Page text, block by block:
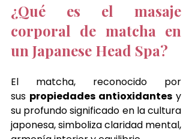
¿Qué es el masaje
corporal de matcha en
un Japanese Head Spa?
El matcha, reconocido por
sus propiedades antioxidantes y
su profundo significado en la cultura
japonesa, simboliza claridad mental,